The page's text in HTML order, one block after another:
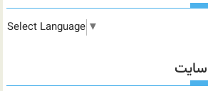
Select Language ▼